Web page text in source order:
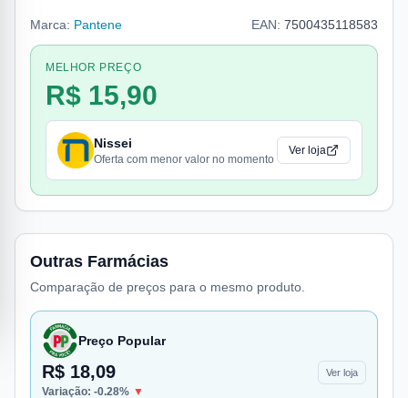
Marca: Pantene EAN: 7500435118583
MELHOR PREÇO
R$ 15,90
Nissei
Oferta com menor valor no momento
Ver loja
Outras Farmácias
Comparação de preços para o mesmo produto.
Preço Popular
R$ 18,09 Ver loja
Variação: -0.28% ▼